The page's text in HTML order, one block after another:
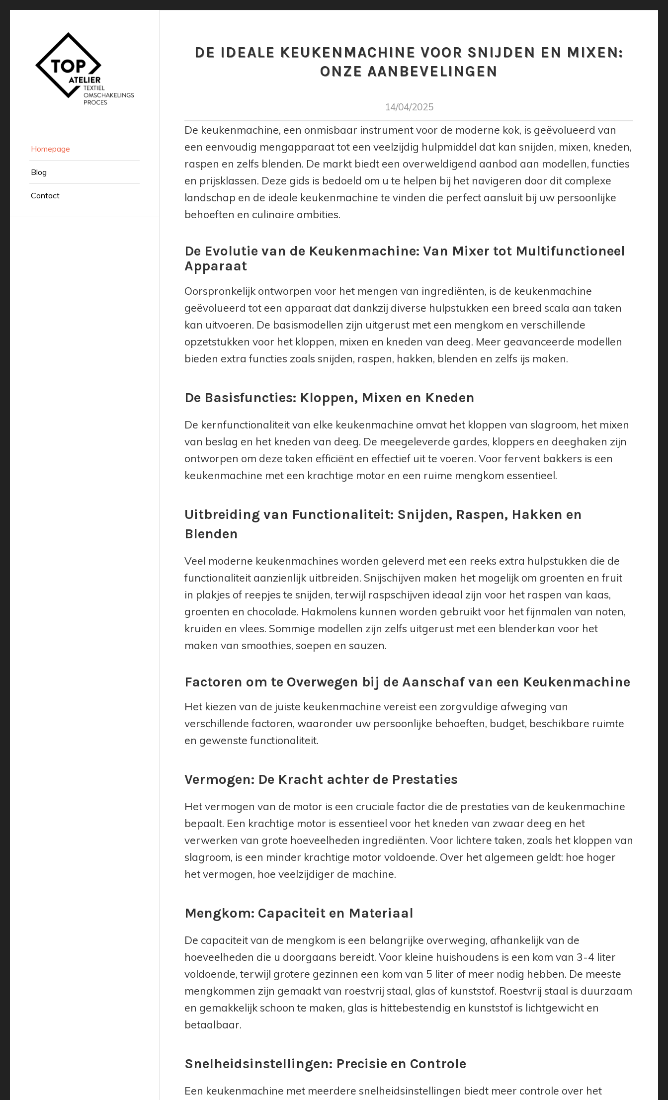
Homepage
Blog
Contact
DE IDEALE KEUKENMACHINE VOOR SNIJDEN EN MIXEN:
ONZE AANBEVELINGEN
14/04/2025
De keukenmachine, een onmisbaar instrument voor de moderne kok, is geëvolueerd van
een eenvoudig mengapparaat tot een veelzijdig hulpmiddel dat kan snijden, mixen, kneden,
raspen en zelfs blenden. De markt biedt een overweldigend aanbod aan modellen, functies
en prijsklassen. Deze gids is bedoeld om u te helpen bij het navigeren door dit complexe
landschap en de ideale keukenmachine te vinden die perfect aansluit bij uw persoonlijke
behoeften en culinaire ambities.
De Evolutie van de Keukenmachine: Van Mixer tot Multifunctioneel
Apparaat
Oorspronkelijk ontworpen voor het mengen van ingrediënten, is de keukenmachine
geëvolueerd tot een apparaat dat dankzij diverse hulpstukken een breed scala aan taken
kan uitvoeren. De basismodellen zijn uitgerust met een mengkom en verschillende
opzetstukken voor het kloppen, mixen en kneden van deeg. Meer geavanceerde modellen
bieden extra functies zoals snijden, raspen, hakken, blenden en zelfs ijs maken.
De Basisfuncties: Kloppen, Mixen en Kneden
De kernfunctionaliteit van elke keukenmachine omvat het kloppen van slagroom, het mixen
van beslag en het kneden van deeg. De meegeleverde gardes, kloppers en deeghaken zijn
ontworpen om deze taken efficiënt en effectief uit te voeren. Voor fervent bakkers is een
keukenmachine met een krachtige motor en een ruime mengkom essentieel.
Uitbreiding van Functionaliteit: Snijden, Raspen, Hakken en
Blenden
Veel moderne keukenmachines worden geleverd met een reeks extra hulpstukken die de
functionaliteit aanzienlijk uitbreiden. Snijschijven maken het mogelijk om groenten en fruit
in plakjes of reepjes te snijden, terwijl raspschijven ideaal zijn voor het raspen van kaas,
groenten en chocolade. Hakmolens kunnen worden gebruikt voor het fijnmalen van noten,
kruiden en vlees. Sommige modellen zijn zelfs uitgerust met een blenderkan voor het
maken van smoothies, soepen en sauzen.
Factoren om te Overwegen bij de Aanschaf van een Keukenmachine
Het kiezen van de juiste keukenmachine vereist een zorgvuldige afweging van
verschillende factoren, waaronder uw persoonlijke behoeften, budget, beschikbare ruimte
en gewenste functionaliteit.
Vermogen: De Kracht achter de Prestaties
Het vermogen van de motor is een cruciale factor die de prestaties van de keukenmachine
bepaalt. Een krachtige motor is essentieel voor het kneden van zwaar deeg en het
verwerken van grote hoeveelheden ingrediënten. Voor lichtere taken, zoals het kloppen van
slagroom, is een minder krachtige motor voldoende. Over het algemeen geldt: hoe hoger
het vermogen, hoe veelzijdiger de machine.
Mengkom: Capaciteit en Materiaal
De capaciteit van de mengkom is een belangrijke overweging, afhankelijk van de
hoeveelheden die u doorgaans bereidt. Voor kleine huishoudens is een kom van 3-4 liter
voldoende, terwijl grotere gezinnen een kom van 5 liter of meer nodig hebben. De meeste
mengkommen zijn gemaakt van roestvrij staal, glas of kunststof. Roestvrij staal is duurzaam
en gemakkelijk schoon te maken, glas is hittebestendig en kunststof is lichtgewicht en
betaalbaar.
Snelheidsinstellingen: Precisie en Controle
Een keukenmachine met meerdere snelheidsinstellingen biedt meer controle over het